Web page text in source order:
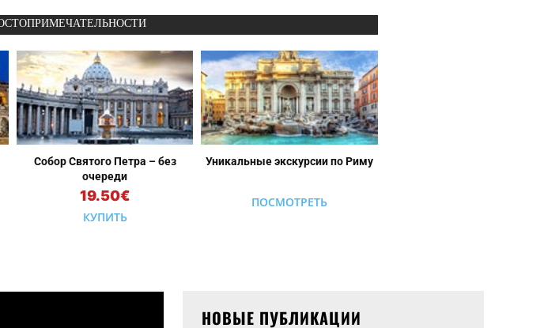
Собор Святого Петра – без
очереди
19.50€
КУПИТЬ
Уникальные экскурсии по Риму
ПОСМОТРЕТЬ
НОВЫЕ ПУБЛИКАЦИИ